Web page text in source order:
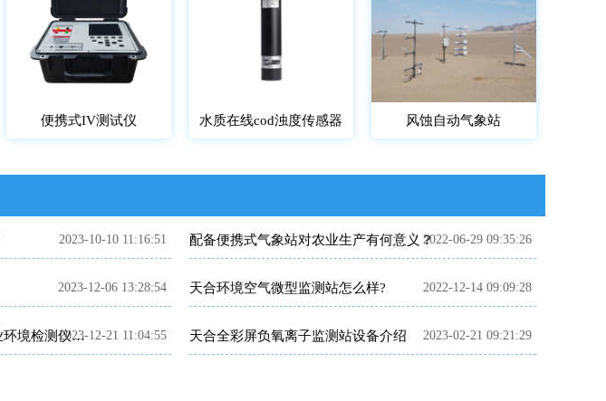
便携式IV测试仪 水质在线cod浊度传感器 风蚀自动气象站
2023-10-10 11:16:51 配备便携式气象站对农业生产有何意义？2022-06-29 09:35:26
2023-12-06 13:28:54 天合环境空气微型监测站怎么样? 2022-12-14 09:09:28
手持田间气象环境检测仪/农业环境检测仪使用方法是什么?
2023-12-21 11:04:55 天合全彩屏负氧离子监测站设备介绍 2023-02-21 09:21:29